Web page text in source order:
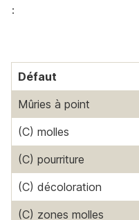
:
Défaut
Mûries à point
(C) molles
(C) pourriture
(C) décoloration
(C) zones molles